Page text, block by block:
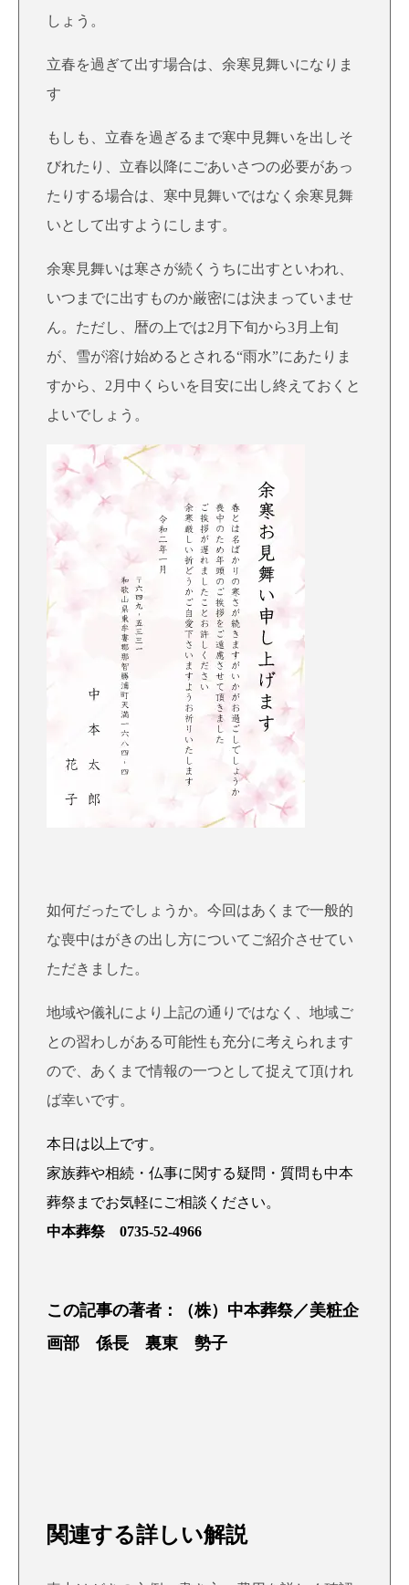
しょう。
立春を過ぎて出す場合は、余寒見舞いになりま
す
もしも、立春を過ぎるまで寒中見舞いを出しそ
びれたり、立春以降にごあいさつの必要があっ
たりする場合は、寒中見舞いではなく余寒見舞
いとして出すようにします。
余寒見舞いは寒さが続くうちに出すといわれ、
いつまでに出すものか厳密には決まっていませ
ん。ただし、暦の上では2月下旬から3月上旬
が、雪が溶け始めるとされる“雨水”にあたりま
すから、2月中くらいを目安に出し終えておくと
よいでしょう。
如何だったでしょうか。今回はあくまで一般的
な喪中はがきの出し方についてご紹介させてい
ただきました。
地域や儀礼により上記の通りではなく、地域ご
との習わしがある可能性も充分に考えられます
ので、あくまで情報の一つとして捉えて頂けれ
ば幸いです。
本日は以上です。
家族葬や相続・仏事に関する疑問・質問も中本
葬祭までお気軽にご相談ください。
中本葬祭 0735-52-4966
この記事の著者：（株）中本葬祭／美粧企
画部 係長 裏東 勢子
関連する詳しい解説